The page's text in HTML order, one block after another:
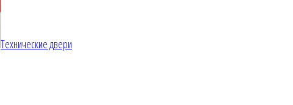
Технические двери